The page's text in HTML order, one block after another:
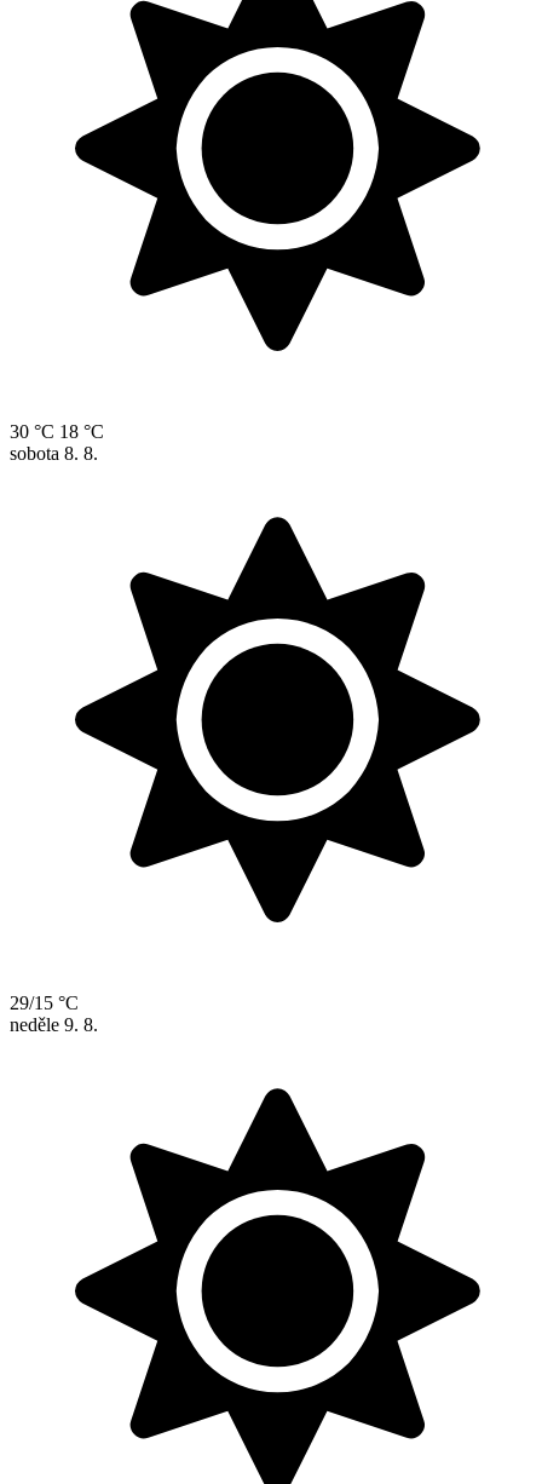
30 °C 18 °C
sobota 8. 8.
29/15 °C
neděle 9. 8.